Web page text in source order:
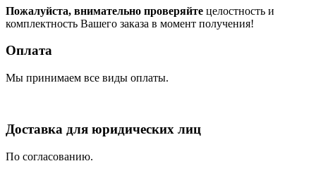
Пожалуйста, внимательно проверяйте целостность и
комплектность Вашего заказа в момент получения!
Оплата
Мы принимаем все виды оплаты.
Доставка для юридических лиц
По согласованию.